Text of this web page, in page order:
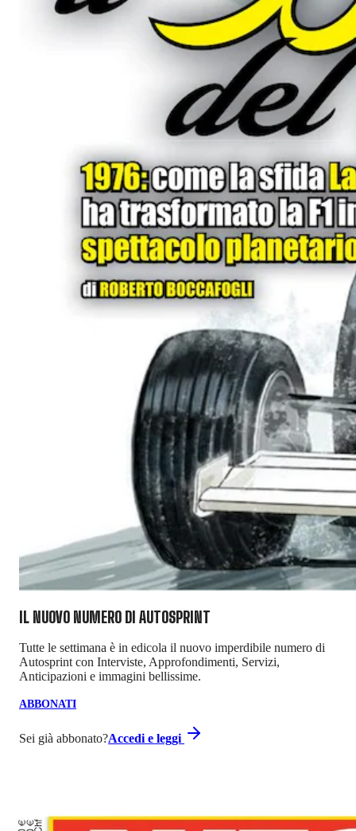
IL NUOVO NUMERO DI AUTOSPRINT
Tutte le settimana è in edicola il nuovo imperdibile numero di
Autosprint con Interviste, Approfondimenti, Servizi,
Anticipazioni e immagini bellissime.
ABBONATI
Sei già abbonato?Accedi e leggi